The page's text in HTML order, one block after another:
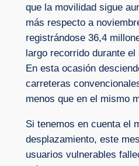
que la movilidad sigue
más respecto a
registrándose 36,4
largo recorrido durante
En esta ocasión
carreteras
menos que en el mismo
Si tenemos en cuenta el
desplazamiento, este
usuarios vulnerables